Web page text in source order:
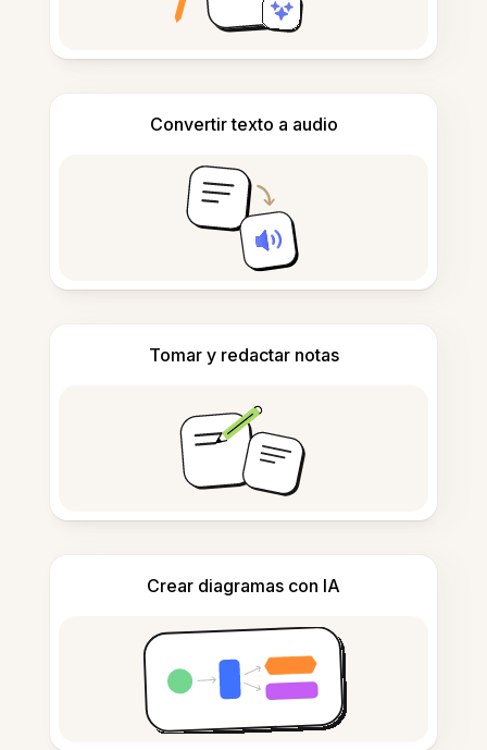
Convertir texto a audio
Tomar y redactar notas
Crear diagramas con IA